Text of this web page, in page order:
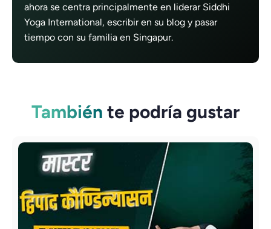
ahora se centra principalmente en liderar Siddhi
Yoga International, escribir en su blog y pasar
tiempo con su familia en Singapur.
También te podría gustar